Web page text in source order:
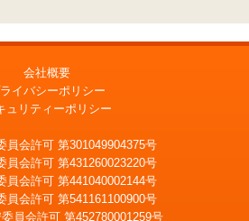
会社概要
イバシーポリシー
ュリティーポリシー
員会許可 第301049904375号
員会許可 第431260023220号
員会許可 第441040002144号
員会許可 第541161100900号
員会許可 第452780001259号